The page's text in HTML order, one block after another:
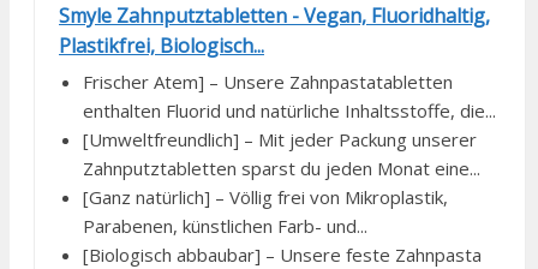
Smyle Zahnputztabletten - Vegan, Fluoridhaltig,
Plastikfrei, Biologisch...
Frischer Atem] – Unsere Zahnpastatabletten
enthalten Fluorid und natürliche Inhaltsstoffe, die...
[Umweltfreundlich] – Mit jeder Packung unserer
Zahnputztabletten sparst du jeden Monat eine...
[Ganz natürlich] – Völlig frei von Mikroplastik,
Parabenen, künstlichen Farb- und...
[Biologisch abbaubar] – Unsere feste Zahnpasta